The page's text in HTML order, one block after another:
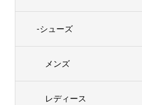
-シューズ
メンズ
レディース